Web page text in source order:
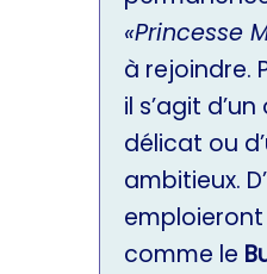
«Princesse
à rejoindre.
il s’agit
délicat ou
ambitieux.
comme le